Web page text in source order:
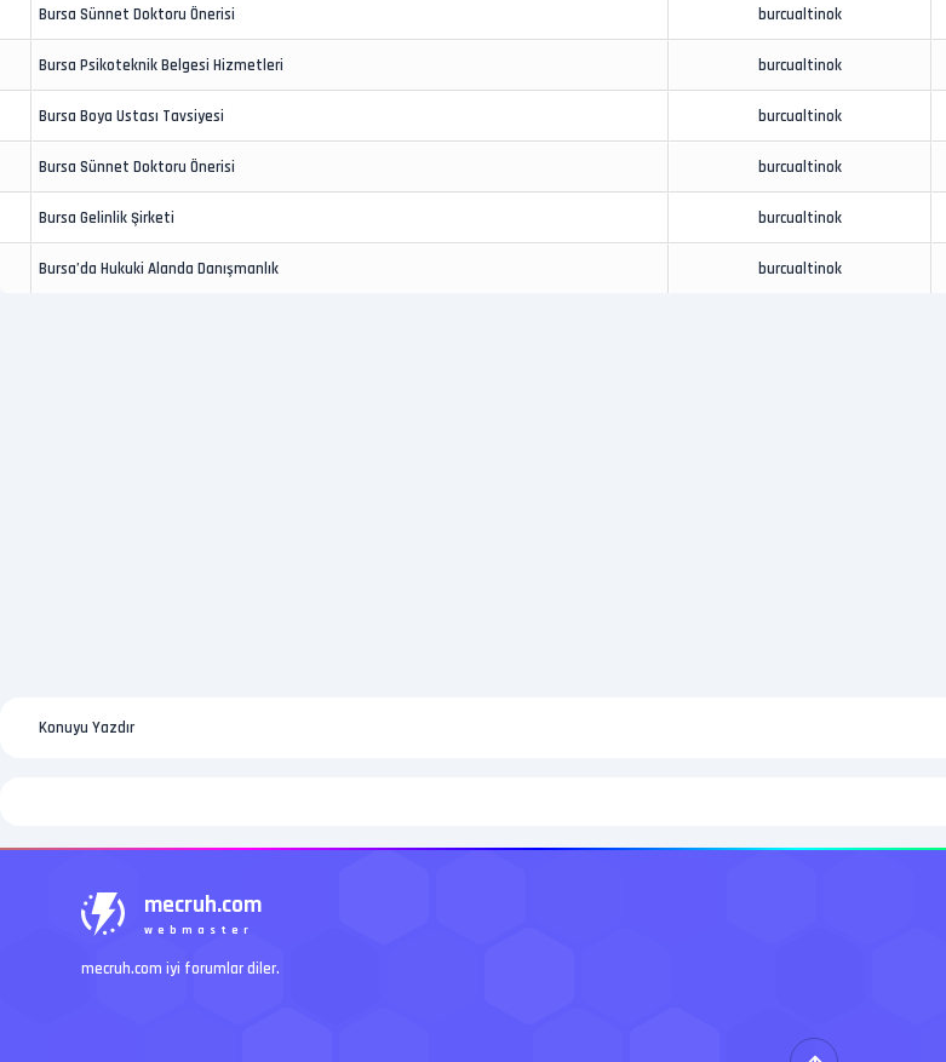
Bursa Sünnet Doktoru Önerisi burcualtinok
Bursa Psikoteknik Belgesi Hizmetleri burcualtinok
Bursa Boya Ustası Tavsiyesi burcualtinok
Bursa Sünnet Doktoru Önerisi burcualtinok
Bursa Gelinlik Şirketi burcualtinok
Bursa’da Hukuki Alanda Danışmanlık burcualtinok
Konuyu Yazdır
mecruh.com
webmaster
mecruh.com iyi forumlar diler.